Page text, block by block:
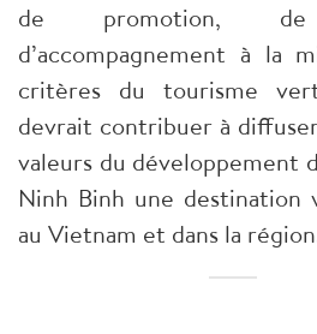
de promotion,
d’accompagnement à la
critères du tourisme
devrait contribuer à
valeurs du développement
Ninh Binh une
au Vietnam et dans la